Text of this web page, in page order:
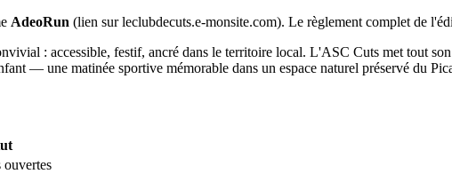
AdeoRun (lien sur leclubdecuts.e-monsite.com). Le règlement complet de
: accessible, festif, ancré dans le territoire local. L'ASC Cuts met tout
— une matinée sportive mémorable dans un espace naturel préservé du